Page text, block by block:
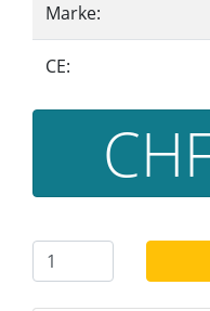
Marke:
CE: